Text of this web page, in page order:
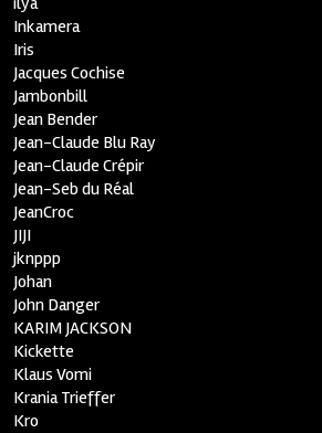
Inkamera
Iris
Jacques Cochise
Jambonbill
Jean Bender
Jean-Claude Blu Ray
Jean-Claude Crépir
Jean-Seb du Réal
JeanCroc
JIJI
jknppp
Johan
John Danger
KARIM JACKSON
Kickette
Klaus Vomi
Krania Trieffer
Kro